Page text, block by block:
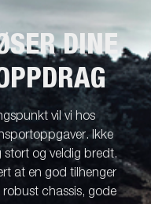
DINE
vil vi hos
Ikke
stort og veldig bredt.
at en god tilhenger
robust chassis, gode